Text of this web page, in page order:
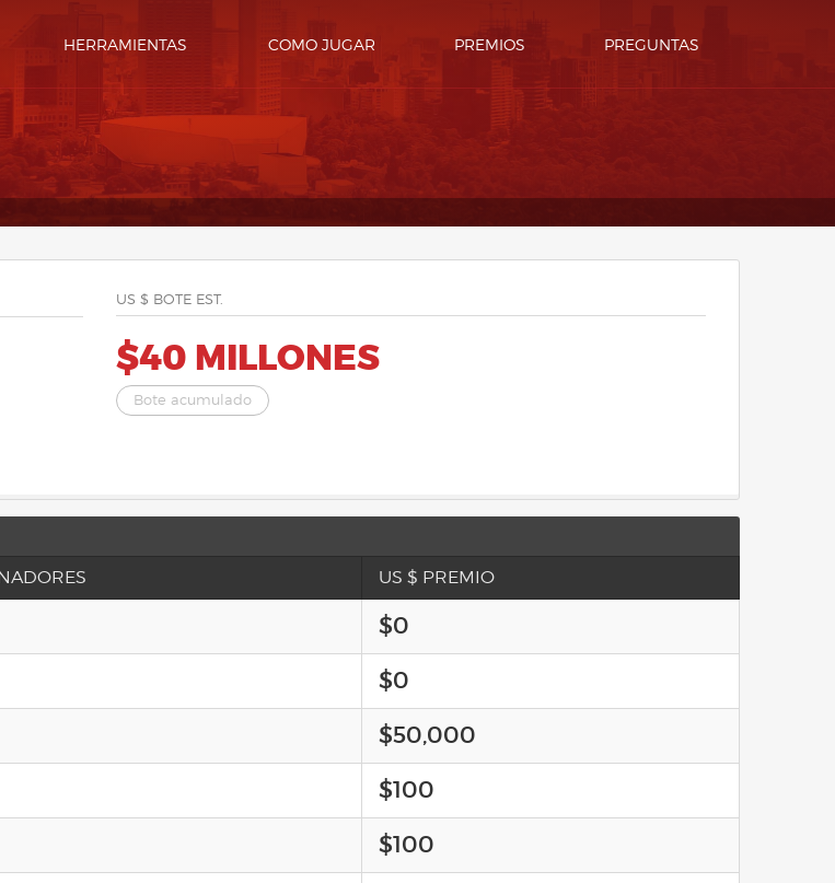
HERRAMIENTAS COMO JUGAR PREMIOS PREGUNTAS
US $ BOTE EST.
$40 MILLONES
Bote acumulado
US $ PREMIO
$0
$0
$50,000
$100
$100